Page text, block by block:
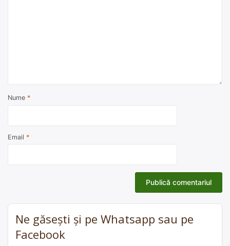
Nume *
Email *
Ne găsești și pe Whatsapp sau pe
Facebook